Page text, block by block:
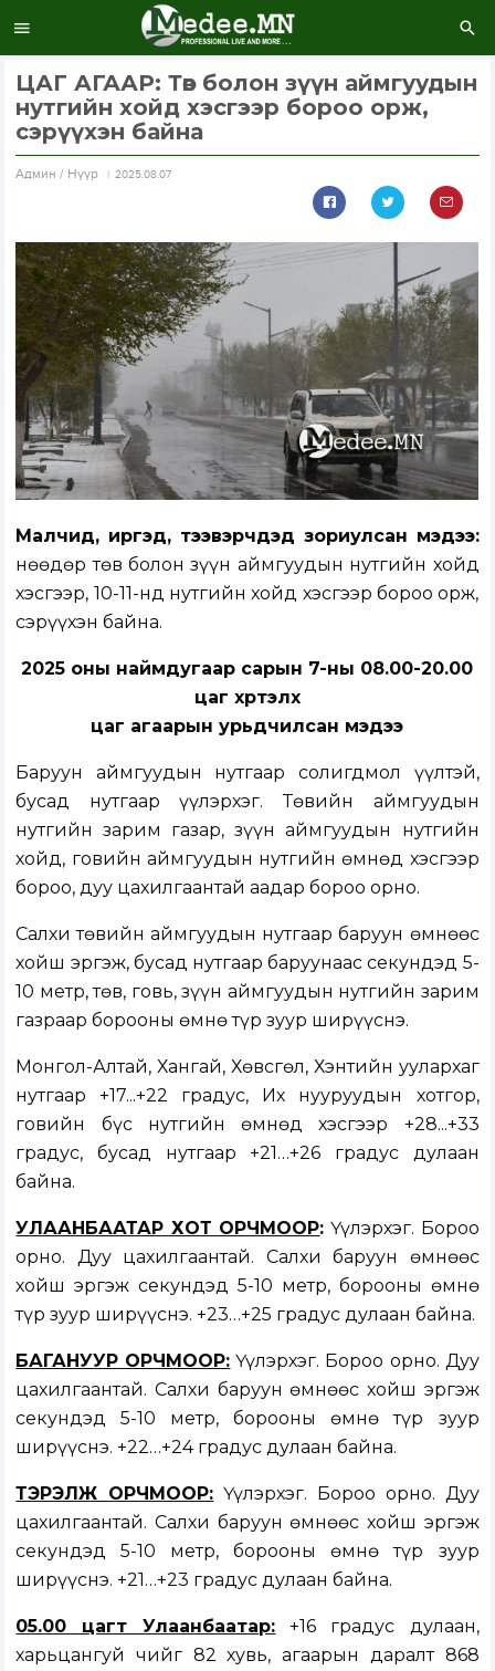
ЦАГ АГААР: Төв болон зүүн аймгуудын
нутгийн хойд хэсгээр бороо орж,
сэрүүхэн байна
Aдмин / Нүүр 2025.08.07
Малчид, иргэд, тээвэрчдэд зориулсан мэдээ:
Өнөөдөр төв болон зүүн аймгуудын нутгийн хойд
хэсгээр, 10-11-нд нутгийн хойд хэсгээр бороо орж,
сэрүүхэн байна.
2025 оны наймдугаар сарын 7-ны 08.00-20.00
цаг хүртэлх
цаг агаарын урьдчилсан мэдээ
Баруун аймгуудын нутгаар солигдмол үүлтэй,
бусад нутгаар үүлэрхэг. Төвийн аймгуудын
нутгийн зарим газар, зүүн аймгуудын нутгийн
хойд, говийн аймгуудын нутгийн өмнөд хэсгээр
бороо, дуу цахилгаантай аадар бороо орно.
Салхи төвийн аймгуудын нутгаар баруун өмнөөс
хойш эргэж, бусад нутгаар баруунаас секундэд 5-
10 метр, төв, говь, зүүн аймгуудын нутгийн зарим
газраар борооны өмнө түр зуур ширүүснэ.
Монгол-Алтай, Хангай, Хөвсгөл, Хэнтийн уулархаг
нутгаар +17...+22 градус, Их нууруудын хотгор,
говийн бүс нутгийн өмнөд хэсгээр +28...+33
градус, бусад нутгаар +21…+26 градус дулаан
байна.
УЛААНБААТАР ХОТ ОРЧМООР: Үүлэрхэг. Бороо
орно. Дуу цахилгаантай. Салхи баруун өмнөөс
хойш эргэж секундэд 5-10 метр, борооны өмнө
түр зуур ширүүснэ. +23…+25 градус дулаан байна.
БАГАНУУР ОРЧМООР: Үүлэрхэг. Бороо орно. Дуу
цахилгаантай. Салхи баруун өмнөөс хойш эргэж
секундэд 5-10 метр, борооны өмнө түр зуур
ширүүснэ. +22…+24 градус дулаан байна.
ТЭРЭЛЖ ОРЧМООР: Үүлэрхэг. Бороо орно. Дуу
цахилгаантай. Салхи баруун өмнөөс хойш эргэж
секундэд 5-10 метр, борооны өмнө түр зуур
ширүүснэ. +21…+23 градус дулаан байна.
05.00 цагт Улаанбаатар: +16 градус дулаан,
харьцангуй чийг 82 хувь, агаарын даралт 868